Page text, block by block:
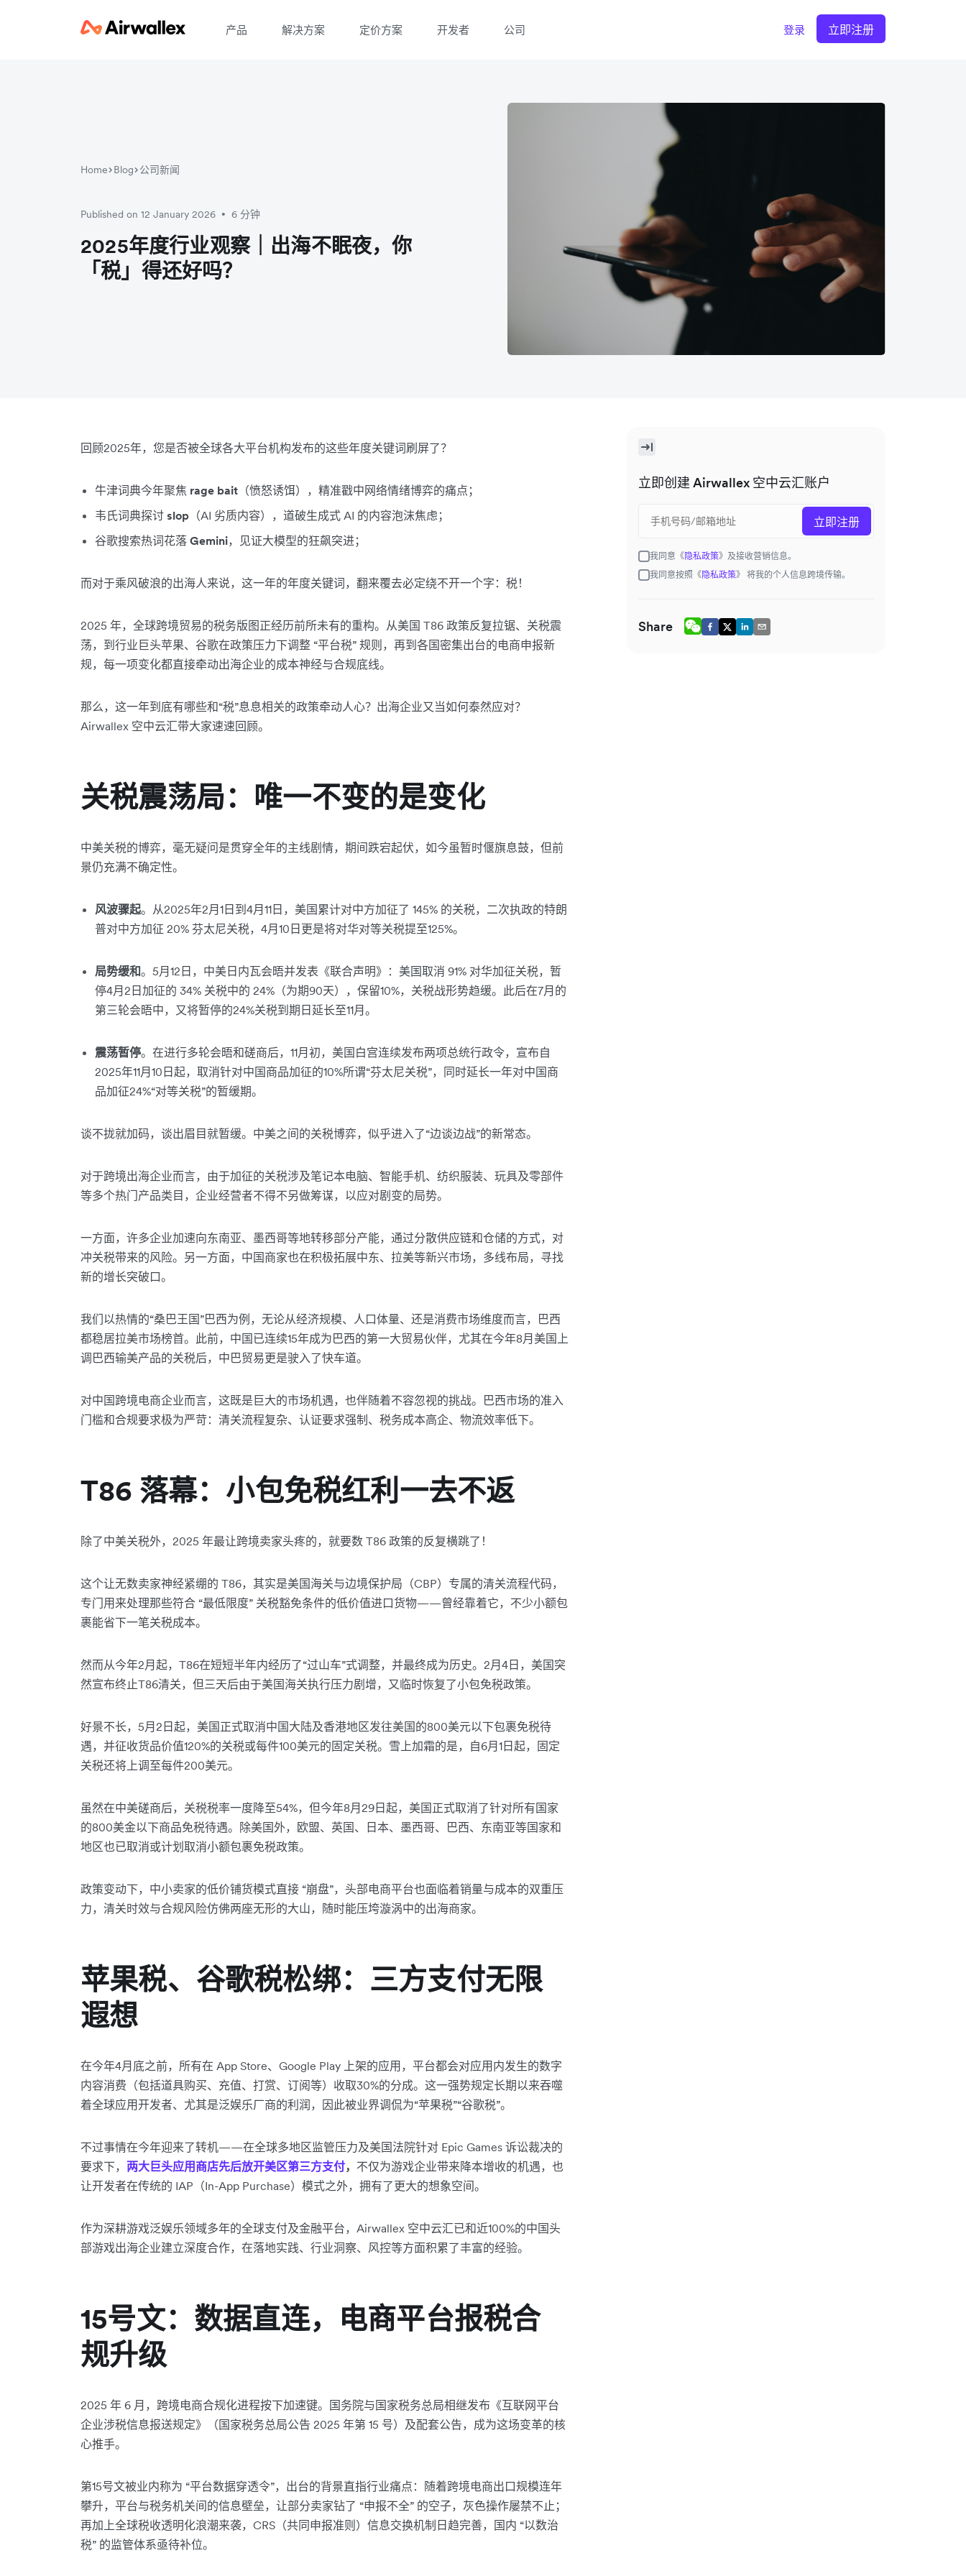
产品 解决方案 定价方案 开发者 公司 登录 立即注册
Home Blog 公司新闻
Published on 12 January 2026 • 6 分钟
2025年度行业观察｜出海不眠夜，你
「税」得还好吗？
回顾2025年，您是否被全球各大平台机构发布的这些年度关键词刷屏了？
牛津词典今年聚焦 rage bait （愤怒诱饵），精准戳中网络情绪博弈的痛点；
韦氏词典探讨 slop （AI 劣质内容），道破生成式 AI 的内容泡沫焦虑；
谷歌搜索热词花落 Gemini，见证大模型的狂飙突进；
而对于乘风破浪的出海人来说，这一年的年度关键词，翻来覆去必定绕不开一个字：税！
2025 年，全球跨境贸易的税务版图正经历前所未有的重构。从美国 T86 政策反复拉锯、关税震
荡，到行业巨头苹果、谷歌在政策压力下调整 “平台税” 规则，再到各国密集出台的电商申报新
规，每一项变化都直接牵动出海企业的成本神经与合规底线。
那么，这一年到底有哪些和“税”息息相关的政策牵动人心？出海企业又当如何泰然应对？
Airwallex 空中云汇带大家速速回顾。
关税震荡局：唯一不变的是变化
中美关税的博弈，毫无疑问是贯穿全年的主线剧情，期间跌宕起伏，如今虽暂时偃旗息鼓，但前
景仍充满不确定性。
风波骤起。从2025年2月1日到4月11日，美国累计对中方加征了 145% 的关税，二次执政的特朗
普对中方加征 20% 芬太尼关税，4月10日更是将对华对等关税提至125%。
局势缓和。5月12日，中美日内瓦会晤并发表《联合声明》：美国取消 91% 对华加征关税，暂
停4月2日加征的 34% 关税中的 24%（为期90天），保留10%，关税战形势趋缓。此后在7月的
第三轮会晤中，又将暂停的24%关税到期日延长至11月。
震荡暂停。在进行多轮会晤和磋商后，11月初，美国白宫连续发布两项总统行政令，宣布自
2025年11月10日起，取消针对中国商品加征的10%所谓“芬太尼关税”，同时延长一年对中国商
品加征24%“对等关税”的暂缓期。
谈不拢就加码，谈出眉目就暂缓。中美之间的关税博弈，似乎进入了“边谈边战”的新常态。
对于跨境出海企业而言，由于加征的关税涉及笔记本电脑、智能手机、纺织服装、玩具及零部件
等多个热门产品类目，企业经营者不得不另做筹谋，以应对剧变的局势。
一方面，许多企业加速向东南亚、墨西哥等地转移部分产能，通过分散供应链和仓储的方式，对
冲关税带来的风险。另一方面，中国商家也在积极拓展中东、拉美等新兴市场，多线布局，寻找
新的增长突破口。
我们以热情的“桑巴王国”巴西为例，无论从经济规模、人口体量、还是消费市场维度而言，巴西
都稳居拉美市场榜首。此前，中国已连续15年成为巴西的第一大贸易伙伴，尤其在今年8月美国上
调巴西输美产品的关税后，中巴贸易更是驶入了快车道。
对中国跨境电商企业而言，这既是巨大的市场机遇，也伴随着不容忽视的挑战。巴西市场的准入
门槛和合规要求极为严苛：清关流程复杂、认证要求强制、税务成本高企、物流效率低下。
T86 落幕：小包免税红利一去不返
除了中美关税外，2025 年最让跨境卖家头疼的，就要数 T86 政策的反复横跳了！
这个让无数卖家神经紧绷的 T86，其实是美国海关与边境保护局（CBP）专属的清关流程代码，
专门用来处理那些符合 “最低限度” 关税豁免条件的低价值进口货物——曾经靠着它，不少小额包
裹能省下一笔关税成本。
然而从今年2月起，T86在短短半年内经历了“过山车”式调整，并最终成为历史。2月4日，美国突
然宣布终止T86清关，但三天后由于美国海关执行压力剧增，又临时恢复了小包免税政策。
好景不长，5月2日起，美国正式取消中国大陆及香港地区发往美国的800美元以下包裹免税待
遇，并征收货品价值120%的关税或每件100美元的固定关税。雪上加霜的是，自6月1日起，固定
关税还将上调至每件200美元。
虽然在中美磋商后，关税税率一度降至54%，但今年8月29日起，美国正式取消了针对所有国家
的800美金以下商品免税待遇。除美国外，欧盟、英国、日本、墨西哥、巴西、东南亚等国家和
地区也已取消或计划取消小额包裹免税政策。
政策变动下，中小卖家的低价铺货模式直接 “崩盘”，头部电商平台也面临着销量与成本的双重压
力，清关时效与合规风险仿佛两座无形的大山，随时能压垮漩涡中的出海商家。
苹果税、谷歌税松绑：三方支付无限
遐想
在今年4月底之前，所有在 App Store、Google Play 上架的应用，平台都会对应用内发生的数字
内容消费（包括道具购买、充值、打赏、订阅等）收取30%的分成。这一强势规定长期以来吞噬
着全球应用开发者、尤其是泛娱乐厂商的利润，因此被业界调侃为“苹果税”“谷歌税”。
不过事情在今年迎来了转机——在全球多地区监管压力及美国法院针对 Epic Games 诉讼裁决的
要求下， 两大巨头应用商店先后放开美区第三方支付， 不仅为游戏企业带来降本增收的机遇，也
让开发者在传统的 IAP（In-App Purchase）模式之外，拥有了更大的想象空间。
作为深耕游戏泛娱乐领域多年的全球支付及金融平台，Airwallex 空中云汇已和近100%的中国头
部游戏出海企业建立深度合作，在落地实践、行业洞察、风控等方面积累了丰富的经验。
15号文：数据直连，电商平台报税合
规升级
2025 年 6 月，跨境电商合规化进程按下加速键。国务院与国家税务总局相继发布《互联网平台
企业涉税信息报送规定》（国家税务总局公告 2025 年第 15 号）及配套公告，成为这场变革的核
心推手。
第15号文被业内称为 “平台数据穿透令”，出台的背景直指行业痛点：随着跨境电商出口规模连年
攀升，平台与税务机关间的信息壁垒，让部分卖家钻了 “申报不全” 的空子，灰色操作屡禁不止；
再加上全球税收透明化浪潮来袭，CRS（共同申报准则）信息交换机制日趋完善，国内 “以数治
税” 的监管体系亟待补位。
立即创建 Airwallex 空中云汇账户
立即注册
我同意《隐私政策》及接收营销信息。
我同意按照《隐私政策》 将我的个人信息跨境传输。
Share